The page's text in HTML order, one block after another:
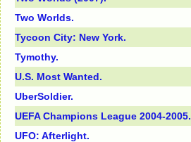
Two Worlds.
Tycoon City: New York.
Tymothy.
U.S. Most Wanted.
UberSoldier.
UEFA Champions League 2004-2005.
UFO: Afterlight.